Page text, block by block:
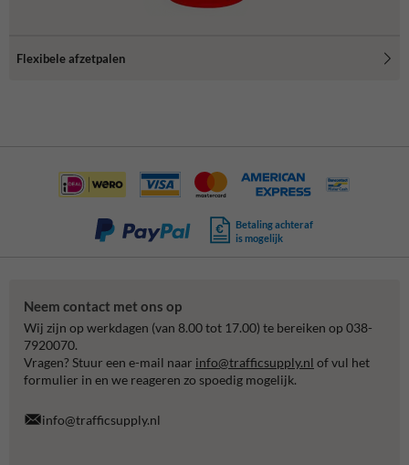
Flexibele afzetpalen
Betaling achteraf
is mogelijk
Neem contact met ons op
Wij zijn op werkdagen (van 8.00 tot 17.00) te bereiken op 038-
7920070.
Vragen? Stuur een e-mail naar info@trafficsupply.nl of vul het
formulier in en we reageren zo spoedig mogelijk.
info@trafficsupply.nl